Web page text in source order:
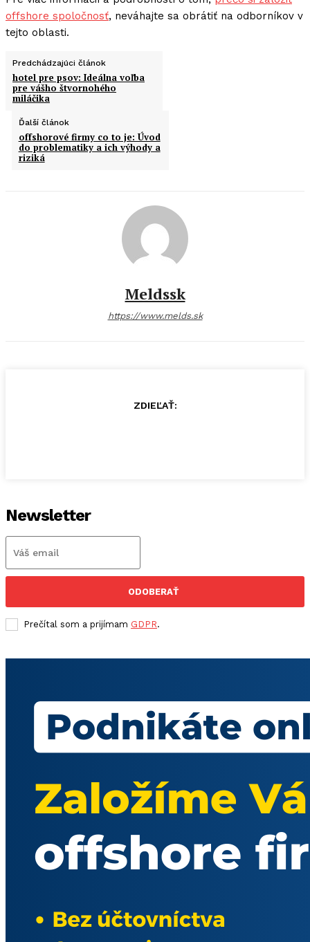
offshore spoločnosť, neváhajte sa obrátiť na odborníkov v
tejto oblasti.
Predchádzajúci článok
hotel pre psov: Ideálna voľba
pre vášho štvornohého
miláčika
Ďalší článok
offshorové firmy co to je: Úvod
do problematiky a ich výhody a
riziká
Meldssk
https://www.melds.sk
ZDIEĽAŤ:
Newsletter
ODOBERAŤ
Prečítal som a prijímam GDPR.